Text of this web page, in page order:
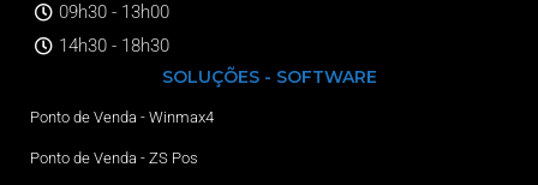
09h30 - 13h00
14h30 - 18h30
SOLUÇÕES - SOFTWARE
Ponto de Venda - Winmax4
Ponto de Venda - ZS Pos